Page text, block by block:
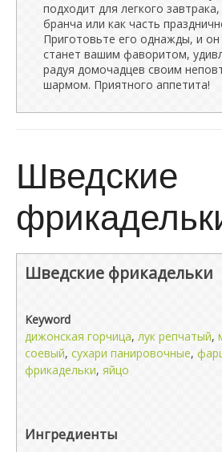
подходит для легкого
бранча или как часть
Приготовьте его однажды, и
станет вашим фаворитом,
радуя домочадцев своим
шармом. Приятного аппетита!
Шведские
Шведские фрикадельки
Keyword
дижонская горчица, лук репчатый,
соевый, сухари панировочные,
фрикадельки, яйцо
Ингредиенты